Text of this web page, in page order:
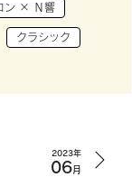
ン × Ｎ響
クラシック
2023年
06月